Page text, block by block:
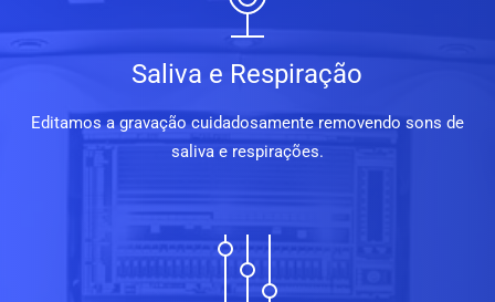
Saliva e Respiração
Editamos a gravação cuidadosamente removendo sons de
saliva e respirações.